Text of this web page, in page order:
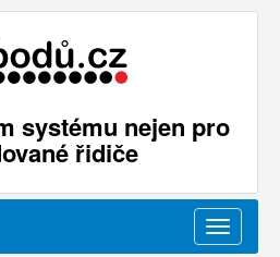
systému nejen pro
řidiče
Menu